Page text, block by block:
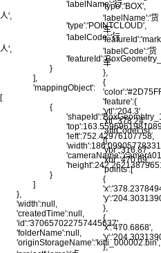
'labelName':'行
人',
'type':'POINTCLOUD',
'labelCode':'行
人',
}
],
'mappingObject':
[
{
'left':752.42976107758,
}
]
},
'width':null,
'createdTime':null,
'id':'370657022757445637',
'folderName':null,
'originStorageName':'kitti_000002.bin',
'type':'BOX',
'labelName':'货
车',
'labelCode':'货
车'
},
{
'feature':{
'ytl':'204.3',
'xtl':'378.24',
'attrCodeList':
[],
'ybr':'316.87',
'xbr':'470.69',
'points':[
{
},
{
'x':'470.6868',
},